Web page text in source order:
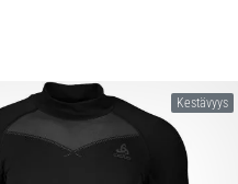
Kestävyys